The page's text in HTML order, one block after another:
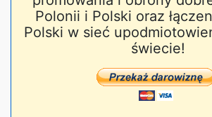
Polonii i Polski oraz
Polski w sieć
świecie!